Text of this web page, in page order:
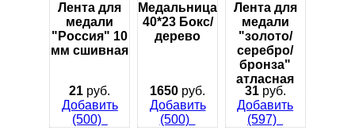
Лента для
медали
"Россия" 10
мм сшивная
21 руб.
Добавить
(500)
Медальница
40*23 Бокс/
дерево
1650 руб.
Добавить
(500)
Лента для
медали
"золото/
серебро/
бронза"
атласная
31руб.
Добавить
(597)